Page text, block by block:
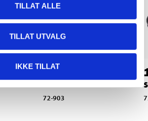
TILLAT ALLE
TILLAT UTVALG
IKKE TILLAT
89 90
Stabiliser links
72-903